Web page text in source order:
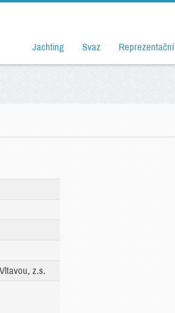
Jachting Svaz
z.s.